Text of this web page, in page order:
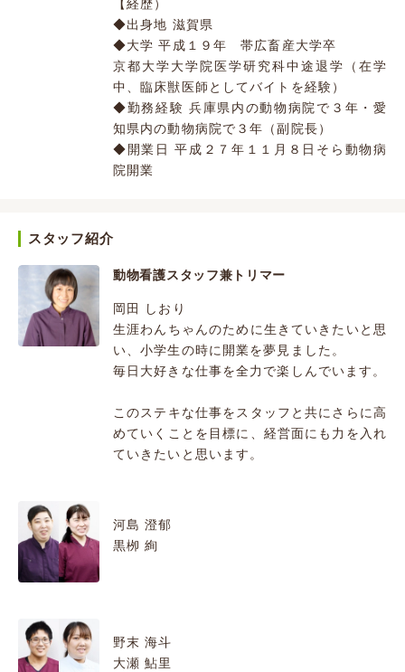
【経歴）
◆出身地 滋賀県
◆大学 平成１９年 帯広畜産大学卒
京都大学大学院医学研究科中途退学（在学
中、臨床獣医師としてバイトを経験）
◆勤務経験 兵庫県内の動物病院で３年・愛
知県内の動物病院で３年（副院長）
◆開業日 平成２７年１１月８日そら動物病
院開業
スタッフ紹介
動物看護スタッフ兼トリマー
岡田 しおり
生涯わんちゃんのために生きていきたいと思
い、小学生の時に開業を夢見ました。
毎日大好きな仕事を全力で楽しんでいます。
このステキな仕事をスタッフと共にさらに高
めていくことを目標に、経営面にも力を入れ
ていきたいと思います。
河島 澄郁
黒栁 絢
野末 海斗
大瀬 鮎里